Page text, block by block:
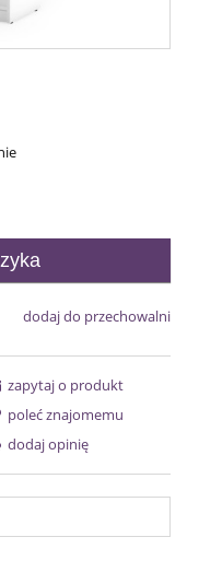
dodaj do przechowalni
zapytaj o produkt
poleć znajomemu
dodaj opinię